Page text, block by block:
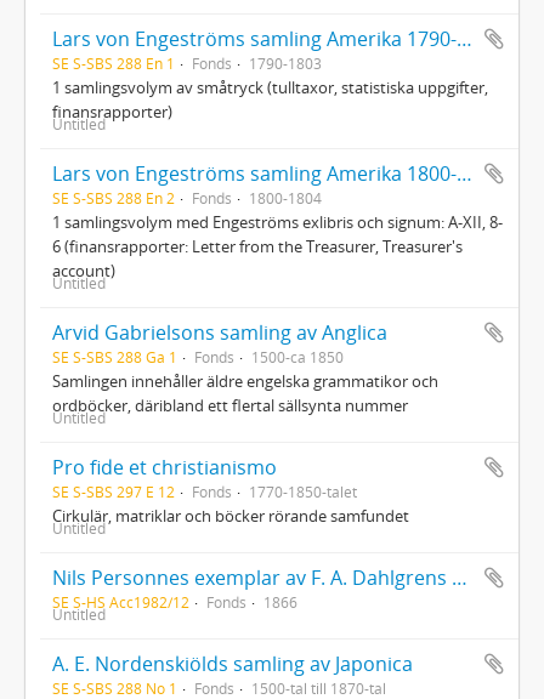
Lars von Engeströms samling Amerika 1790-1803
SE S-SBS 288 En 1 Fonds 1790-1803
1 samlingsvolym av småtryck (tulltaxor, statistiska uppgifter,
finansrapporter)
Untitled
Lars von Engeströms samling Amerika 1800-1804
SE S-SBS 288 En 2 Fonds 1800-1804
1 samlingsvolym med Engeströms exlibris och signum: A-XII, 8-
6 (finansrapporter: Letter from the Treasurer, Treasurer's
account)
Untitled
Arvid Gabrielsons samling av Anglica
SE S-SBS 288 Ga 1 Fonds 1500-ca 1850
Samlingen innehåller äldre engelska grammatikor och
ordböcker, däribland ett flertal sällsynta nummer
Untitled
Pro fide et christianismo
SE S-SBS 297 E 12 Fonds 1770-1850-talet
Cirkulär, matriklar och böcker rörande samfundet
Untitled
Nils Personnes exemplar av F. A. Dahlgrens Förteckning öfver skådespel uppförda på Stockholms teatrar 1737-1863 (Stockholm 1866). Interfolierat exemplar med anteckningar och inklistrade klipp
SE S-HS Acc1982/12 Fonds 1866
Untitled
A. E. Nordenskiölds samling av Japonica
SE S-SBS 288 No 1 Fonds 1500-tal till 1870-tal